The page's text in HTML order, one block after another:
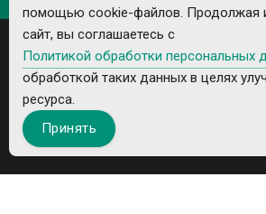
Все рекламируемые товары и услуги имеют
помощью cookie-файлов. Продолжая
сайт, вы соглашаетесь с
Политикой обработки персональных
обработкой таких данных в целях
ресурса.
Принять